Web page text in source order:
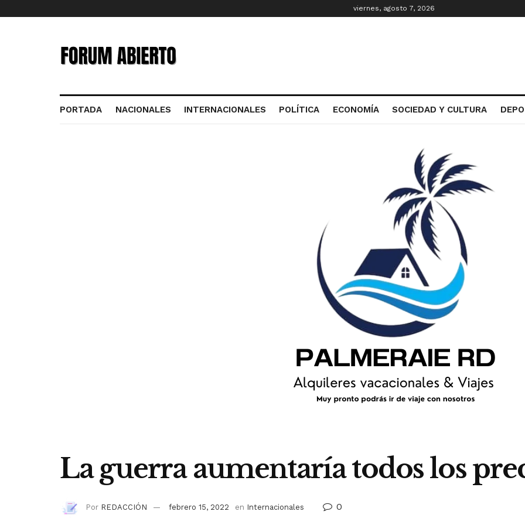
viernes, agosto 7, 2026
PORTADA NACIONALES INTERNACIONALES POLÍTICA ECONOMÍA SOCIEDAD Y CULTURA
La guerra aumentaría todos los
Por REDACCIÓN febrero 15, 2022 en Internacionales 0